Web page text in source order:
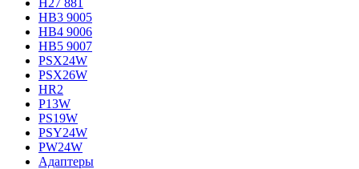
H27 881
HB3 9005
HB4 9006
HB5 9007
PSX24W
PSX26W
HR2
P13W
PS19W
PSY24W
PW24W
Адаптеры